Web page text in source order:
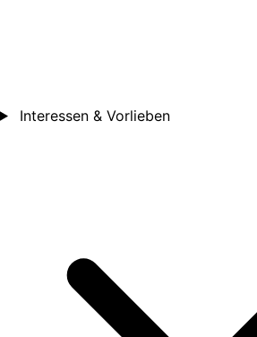
Interessen & Vorlieben